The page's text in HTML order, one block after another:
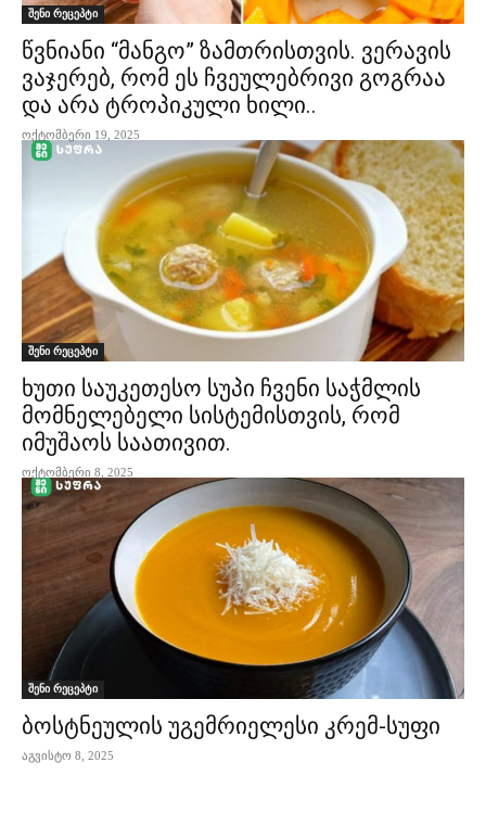
შენი რეცეპტი
წვნიანი “მანგო” ზამთრისთვის. ვერავის
ვაჯერებ, რომ ეს ჩვეულებრივი გოგრაა
და არა ტროპიკული ხილი..
ოქტომბერი 19, 2025
შენი რეცეპტი
ხუთი საუკეთესო სუპი ჩვენი საჭმლის
მომნელებელი სისტემისთვის, რომ
იმუშაოს საათივით.
ოქტომბერი 8, 2025
შენი რეცეპტი
ბოსტნეულის უგემრიელესი კრემ-სუფი
აგვისტო 8, 2025